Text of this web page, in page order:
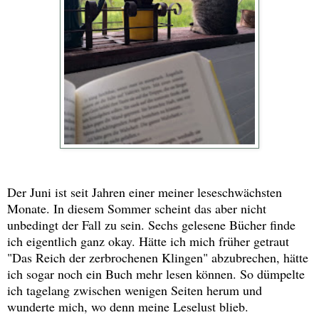
Der Juni ist seit Jahren einer meiner leseschwächsten
Monate. In diesem Sommer scheint das aber nicht
unbedingt der Fall zu sein. Sechs gelesene Bücher finde
ich eigentlich ganz okay. Hätte ich mich früher getraut
"Das Reich der zerbrochenen Klingen" abzubrechen, hätte
ich sogar noch ein Buch mehr lesen können. So dümpelte
ich tagelang zwischen wenigen Seiten herum und
wunderte mich, wo denn meine Leselust blieb.